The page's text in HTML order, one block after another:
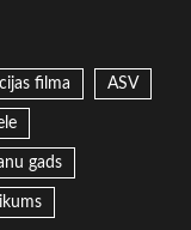
filma ASV
gads